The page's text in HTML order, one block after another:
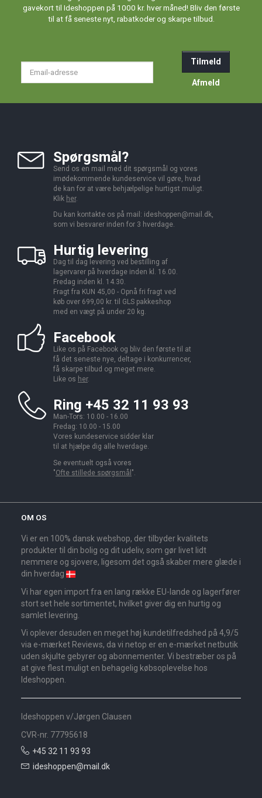
gavekort til Ideshoppen på 1000 kr. hver måned! Bliv den første
til at få seneste nyt, rabatkoder og skarpe tilbud.
Tilmeld
Afmeld
Spørgsmål?
Send os en mail med dit spørgsmål og vores
imødekommende kundeservice vil gøre, hvad
de kan for at være behjælpelige hurtigst muligt.
Klik her.
Du kan kontakte os på mail: ideshoppen@mail.dk,
som vi besvarer inden for 3 hverdage.
Hurtig levering
Dag til dag levering ved bestilling af
lagervarer på hverdage inden kl. 16.00.
Fredag inden kl. 14.30.
Fragt fra KUN 45,00 - Opnå fri fragt ved
køb over 699,00 kr. til GLS pakkeshop
med en vægt på under 20 kg.
Facebook
Like os på Facebook og bliv den første til at
få det seneste nye, deltage i konkurrencer,
få skarpe tilbud og meget mere.
Like os her.
Ring +45 32 11 93 93
Man-Tors: 10.00 - 16.00
Fredag: 10.00 - 15.00
Vores kundeservice sidder klar
til at hjælpe dig alle hverdage.
Se eventuelt også vores
"Ofte stillede spørgsmål ".
OM OS
Vi er en 100% dansk webshop, der tilbyder kvalitets
produkter til din bolig og dit udeliv, som gør livet lidt
nemmere og sjovere, ligesom det også skaber mere glæde i
din hverdag
Vi har egen import fra en lang række EU-lande og lagerfører
stort set hele sortimentet, hvilket giver dig en hurtig og
samlet levering.
Vi oplever desuden en meget høj kundetilfredshed på 4,9/5
via e-mærket Reviews, da vi netop er en e-mærket netbutik
uden skjulte gebyrer og abonnementer. Vi bestræber os på
at give flest muligt en behagelig købsoplevelse hos
Ideshoppen.
Ideshoppen v/Jørgen Clausen
CVR-nr. 77795618
+45 32 11 93 93
ideshoppen@mail.dk